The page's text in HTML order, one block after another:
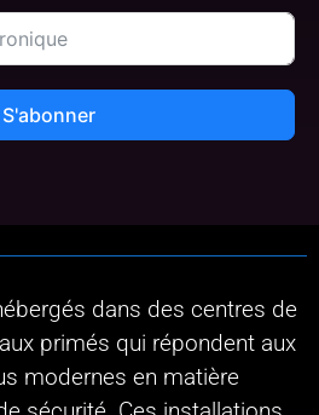
S'abonner
dans des centres de
primés qui répondent aux
modernes en matière